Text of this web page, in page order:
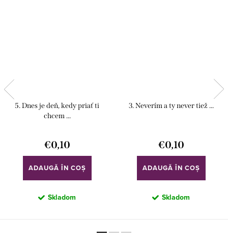
5. Dnes je deň, kedy priať ti
chcem ...
€0,10
ADAUGĂ ÎN COŞ
Skladom
3. Neverím a ty never tiež ...
€0,10
ADAUGĂ ÎN COŞ
Skladom